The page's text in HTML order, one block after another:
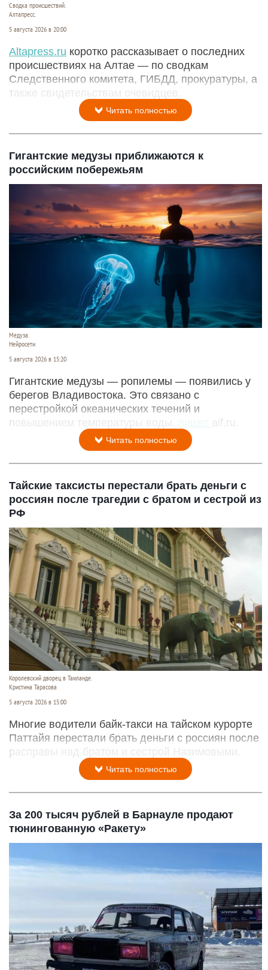
Сводка происшествий.
Алтапресс.
5 августа 2026 в 20:00
Аltapress.ru коротко рассказывает о последних
происшествиях на Алтае — по сводкам
Следственного комитета, ГИБДД, прокуратуры, а
также свидетельствам очевидцев.
Читать полностью
Гигантские медузы приближаются к
российским побережьям
Медуза.
Нейросети
5 августа 2026 в 15:20
Гигантские медузы — ропилемы — появились у
берегов Владивостока. Это связано с
перестройкой океанических течений и
повышением температуры воды,
aif.ru.
Читать полностью
Тайские таксисты перестали брать деньги с
россиян после трагедии с братом и сестрой из
РФ
Королевский дворец в Таиланде.
Кристина Тарасова
5 августа 2026 в 15:00
Многие водители байк-такси на тайском курорте
Паттайя перестали брать деньги с россиян после
расправы над братом и сестрой Назимовыми.
Читать полностью
За 200 тысяч рублей в Барнауле продают
тюнингованную «Ракету»